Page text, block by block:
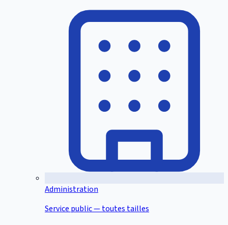
Administration
Service public — toutes tailles